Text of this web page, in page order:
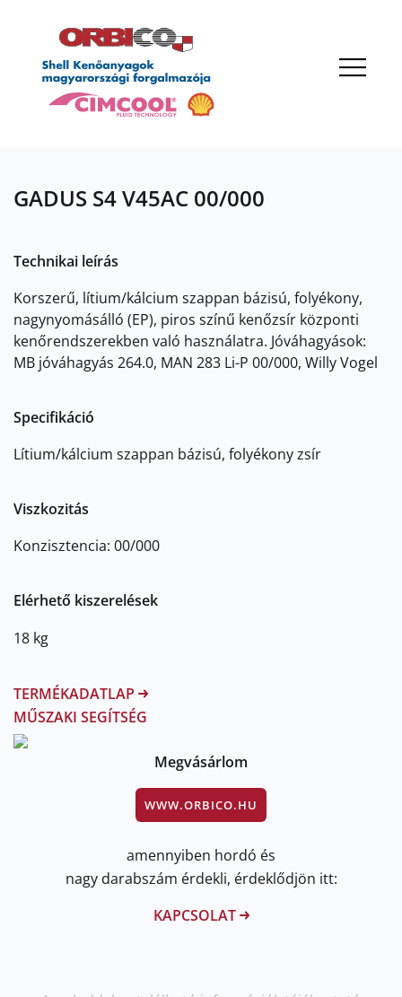
OK
GADUS S4 V45AC 00/000
Technikai leírás
Korszerű, lítium/kálcium szappan bázisú, folyékony,
nagynyomásálló (EP), piros színű kenőzsír központi
kenőrendszerekben való használatra. Jóváhagyások:
MB jóváhagyás 264.0, MAN 283 Li-P 00/000, Willy Vogel
Specifikáció
Lítium/kálcium szappan bázisú, folyékony zsír
Viszkozitás
Konzisztencia: 00/000
Elérhető kiszerelések
18 kg
TERMÉKADATLAP
MŰSZAKI SEGÍTSÉG
Megvásárlom
WWW.ORBICO.HU
amennyiben hordó és
nagy darabszám érdekli, érdeklődjön itt:
KAPCSOLAT